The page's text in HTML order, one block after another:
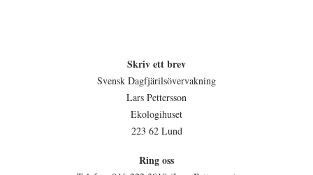
Skriv ett brev
Svensk Dagfjärilsövervakning
Lars Pettersson
Ekologihuset
223 62 Lund
Ring oss